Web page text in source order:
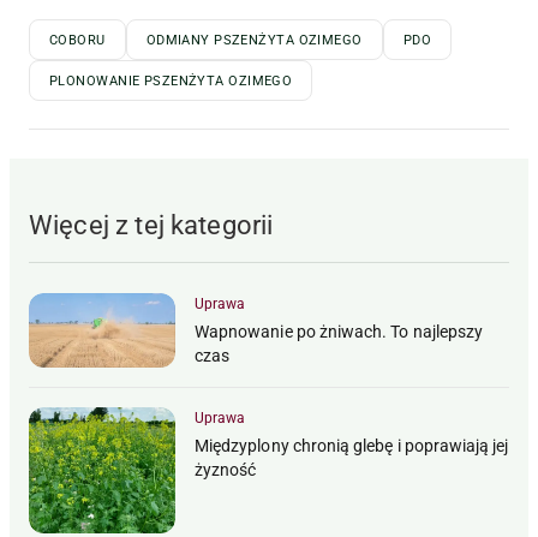
COBORU ODMIANY PSZENŻYTA OZIMEGO PDO
PLONOWANIE PSZENŻYTA OZIMEGO
Więcej z tej kategorii
Uprawa
Wapnowanie po żniwach. To najlepszy
czas
Uprawa
Międzyplony chronią glebę i poprawiają jej
żyzność